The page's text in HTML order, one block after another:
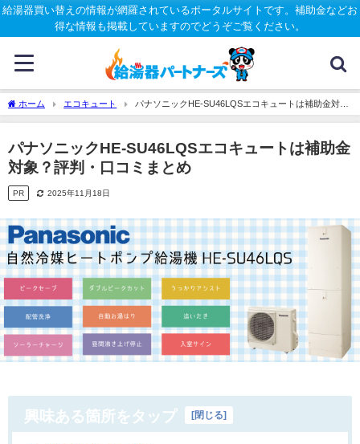
給湯器買い替えの情報が網羅されているポータルサイトです。補助金などお
得な情報も掲載していますのでどうぞご覧ください。
ホーム エコキュート
パナソニックHE-SU46LQSエコキュートは補助金対
象？評判・口コミまとめ
パナソニックHE-SU46LQSエコキュートは補助金
対象？評判・口コミまとめ
PR 2025年11月18日
興味ある箇所をタップ [閉じる]